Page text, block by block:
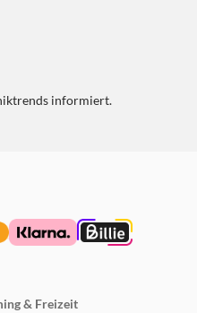
informiert.
& Freizeit